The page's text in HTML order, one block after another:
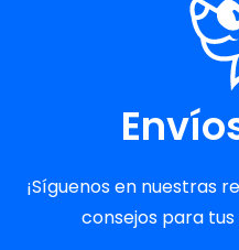
¡Síguenos en nuestras
consejos para